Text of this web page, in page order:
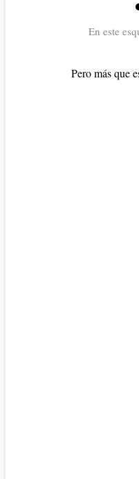
En este
Pero más que